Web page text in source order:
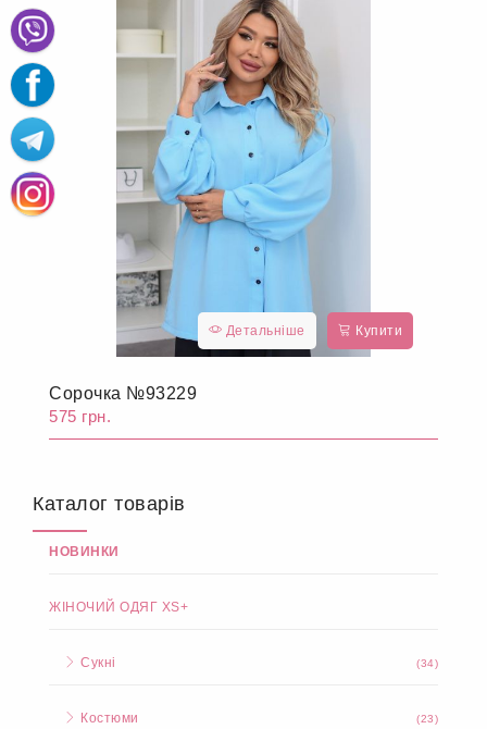
Детальніше Купити
Сорочка №93229
575 грн.
Каталог товарів
НОВИНКИ
ЖІНОЧИЙ ОДЯГ XS+
Сукні (34)
Костюми (23)